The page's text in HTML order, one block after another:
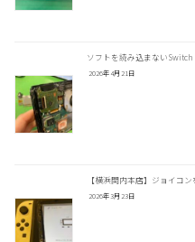
ソフトを読み込まないSwitch
2026年4月21日
【横浜関内本店】ジョイコ
2026年3月23日